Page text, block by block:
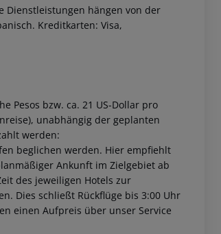
Dienstleistungen hängen von der
Kreditkarten: Visa,
Pesos bzw. ca. 21 US-Dollar pro
unabhängig der geplanten
werden:
beglichen werden. Hier empfiehlt
Ankunft im Zielgebiet ab
des jeweiligen Hotels zur
Dies schließt Rückflüge bis 3:00 Uhr
einen Aufpreis über unser Service